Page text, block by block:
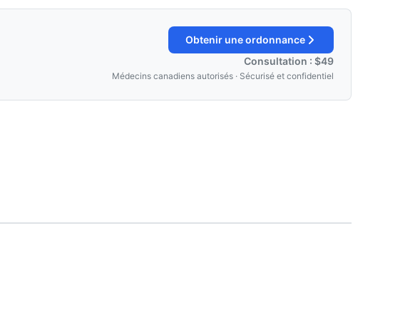
Obtenir une ordonnance
Consultation : $49
Médecins canadiens autorisés · Sécurisé et confidentiel